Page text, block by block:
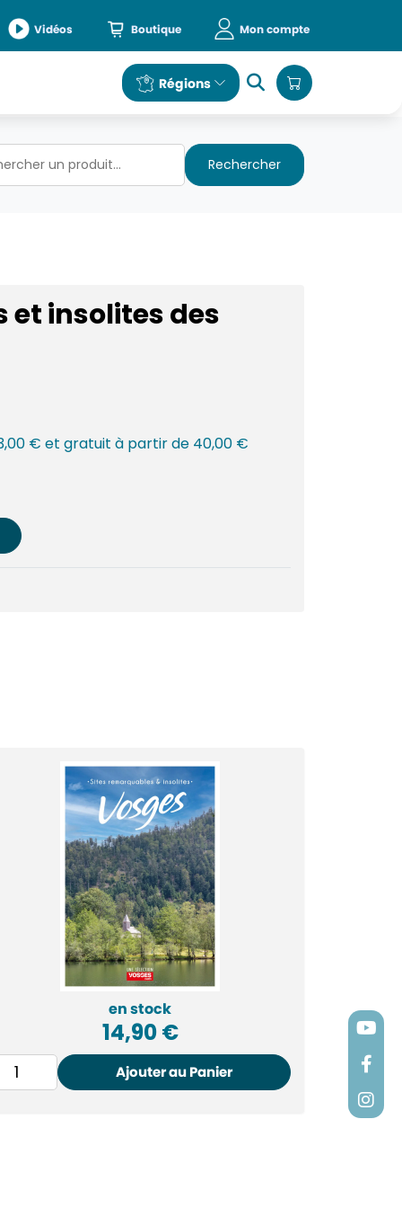
Vidéos Boutique Mon compte
Régions
Rechercher
et insolites des
€ et gratuit à partir de 40,00 €
en stock
14,90€
Ajouter au Panier